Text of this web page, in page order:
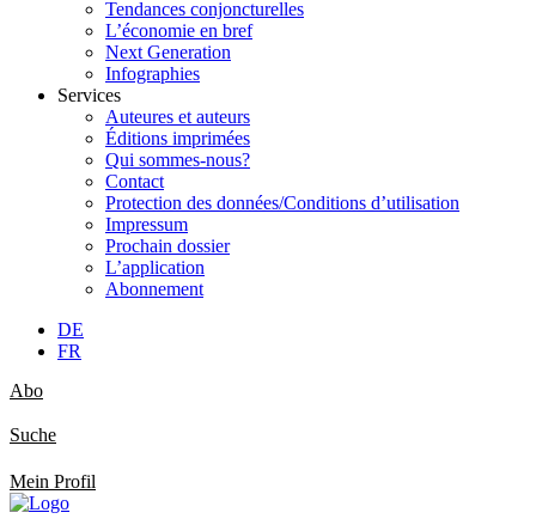
Tendances conjoncturelles
L’économie en bref
Next Generation
Infographies
Services
Auteures et auteurs
Éditions imprimées
Qui sommes-nous?
Contact
Protection des données/Conditions d’utilisation
Impressum
Prochain dossier
L’application
Abonnement
DE
FR
Abo
Suche
Mein Profil